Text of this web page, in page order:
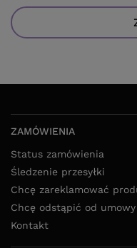
ZAMÓWIENIA
Status zamówienia
Śledzenie przesyłki
Chcę zareklamować
Chcę odstąpić od umowy
Kontakt